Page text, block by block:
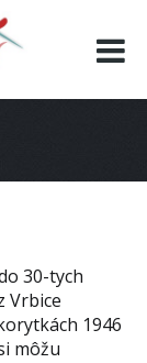
30-tych
Vrbice
1946
môžu